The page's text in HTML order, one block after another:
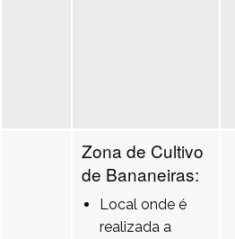
Zona de Cultivo
de Bananeiras:
Local onde é
realizada a